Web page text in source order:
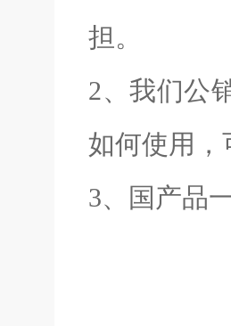
担。
2、我们公
如何使用，
3、国产品